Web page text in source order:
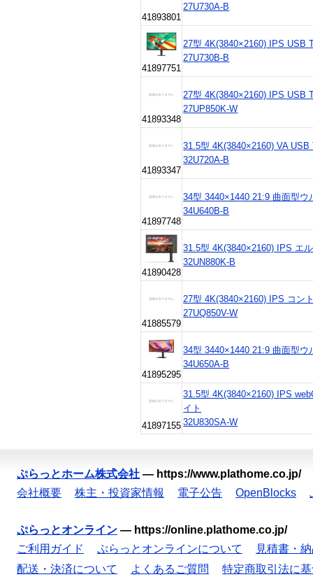
41893801
27U730A-B
41897751
27型 4K(3840×2160) IPS USB
27U730B-B
41893348
27型 4K(3840×2160) IPS USB
27UP850K-W
41893347
31.5型 4K(3840×2160) VA
32U720A-B
41897748
34型 3440×1440 21:9 曲面型
34U640B-B
41890428
31.5型 4K(3840×2160) IPS エ
32UN880K-B
41885579
27型 4K(3840×2160) IPS コン
27UQ850V-W
41895295
34型 3440×1440 21:9 曲面型
34U650A-B
41897155
31.5型 4K(3840×2160) IPS
イト
32U830SA-W
ぷらっとホーム株式会社 — https://www.plathome.co.jp/
会社概要
株主・投資家情報 電子公告 OpenBlocks
ぷらっとオンライン — https://online.plathome.co.jp/
ご利用ガイド
ぷらっとオンラインについて
見積書・
配送・決済について
よくあるご質問 特定商取引法に